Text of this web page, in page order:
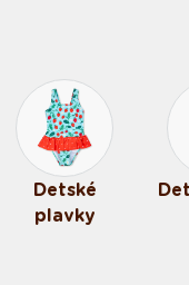
Detské
plavky